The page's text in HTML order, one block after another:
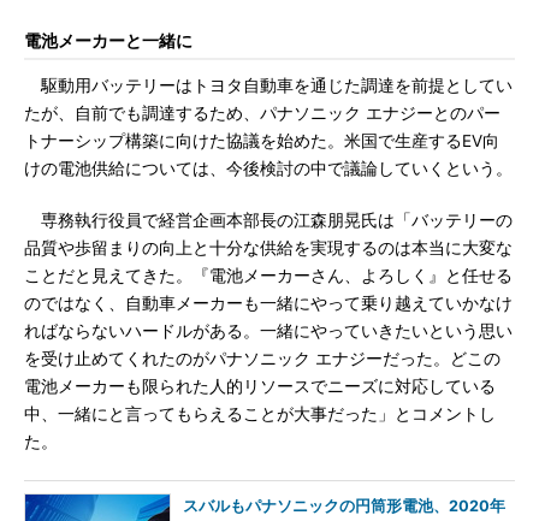
電池メーカーと一緒に
駆動用バッテリーはトヨタ自動車を通じた調達を前提としてい
たが、自前でも調達するため、パナソニック エナジーとのパー
トナーシップ構築に向けた協議を始めた。米国で生産するEV向
けの電池供給については、今後検討の中で議論していくという。
専務執行役員で経営企画本部長の江森朋晃氏は「バッテリーの
品質や歩留まりの向上と十分な供給を実現するのは本当に大変な
ことだと見えてきた。『電池メーカーさん、よろしく』と任せる
のではなく、自動車メーカーも一緒にやって乗り越えていかなけ
ればならないハードルがある。一緒にやっていきたいという思い
を受け止めてくれたのがパナソニック エナジーだった。どこの
電池メーカーも限られた人的リソースでニーズに対応している
中、一緒にと言ってもらえることが大事だった」とコメントし
た。
スバルもパナソニックの円筒形電池、2020年